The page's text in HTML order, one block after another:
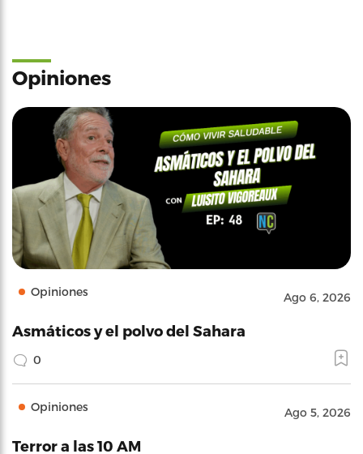
Opiniones
Opiniones Ago 6, 2026
Asmáticos y el polvo del Sahara
0
Opiniones Ago 5, 2026
Terror a las 10 AM